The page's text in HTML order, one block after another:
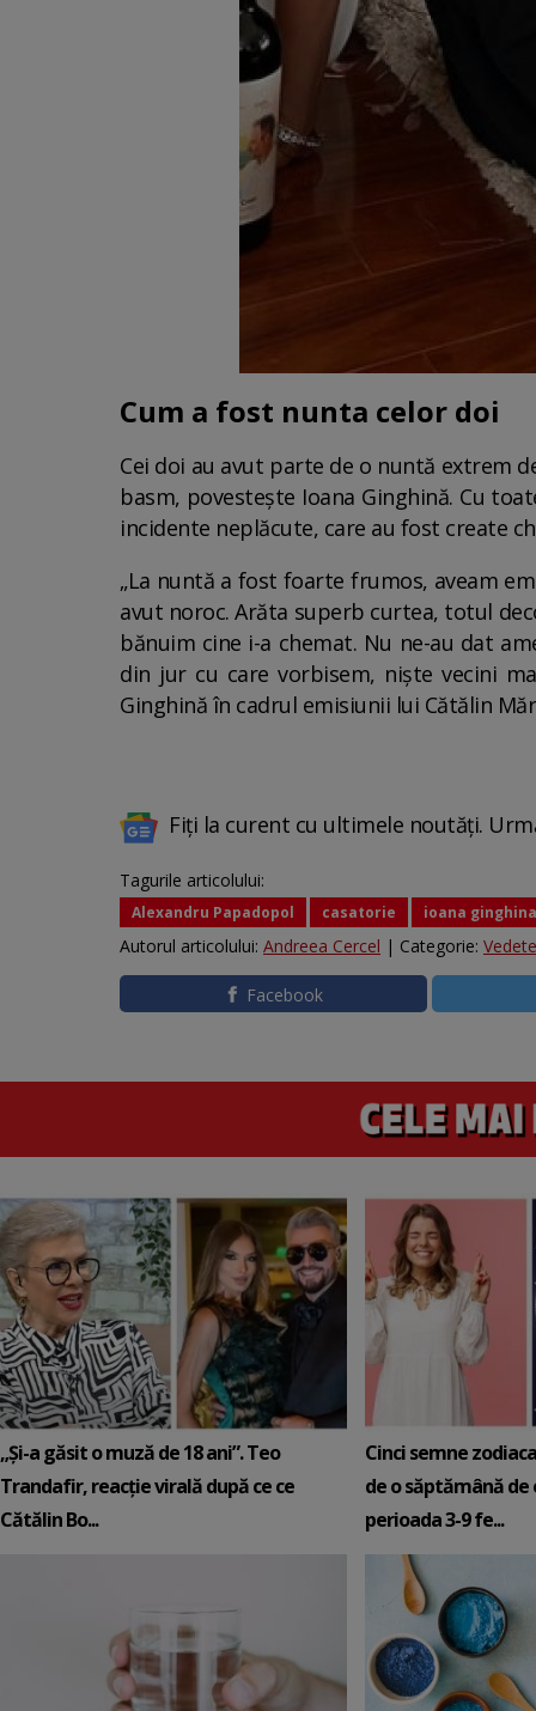
Cum a fost nunta celor doi
Cei doi au avut parte de o nuntă extrem
basm, povestește Ioana Ginghină. Cu
incidente neplăcute, care au fost create
„La nuntă a fost foarte frumos, aveam
avut noroc. Arăta superb curtea, totul
bănuim cine i-a chemat. Nu ne-au dat
din jur cu care vorbisem, niște vecini
Ginghină în cadrul emisiunii lui Cătălin
Fiți la curent cu ultimele noutăți.
Tagurile articolului:
Alexandru Papadopol casatorie ioana ginghina
Autorul articolului: Andreea Cercel | Categorie: Vedete
Facebook
„Și-a găsit o muză de 18 ani”. Teo
Trandafir, reacție virală după ce ce
Cătălin Bo...
Cinci semne
de o săptămână de
perioada 3-9 fe...